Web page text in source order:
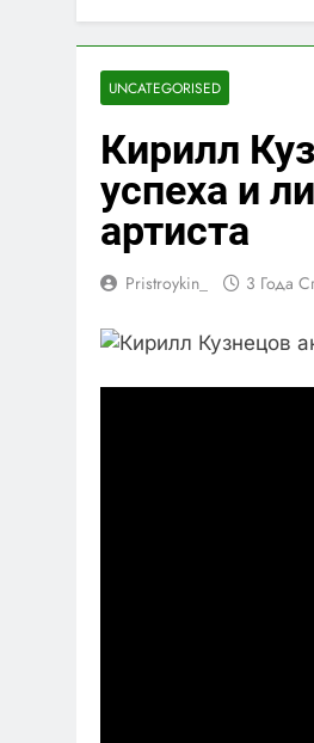
UNCATEGORISED
Кирилл
успеха и
артиста
Pristroykin_ 3 Года